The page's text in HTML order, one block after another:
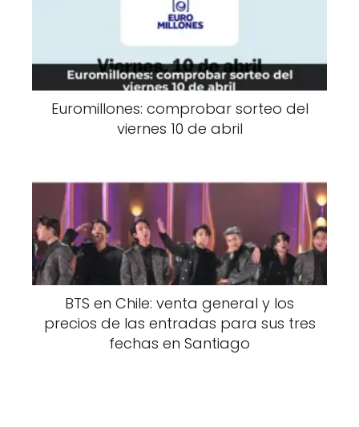
Euromillones: comprobar sorteo del
viernes 10 de abril
BTS en Chile: venta general y los
precios de las entradas para sus tres
fechas en Santiago